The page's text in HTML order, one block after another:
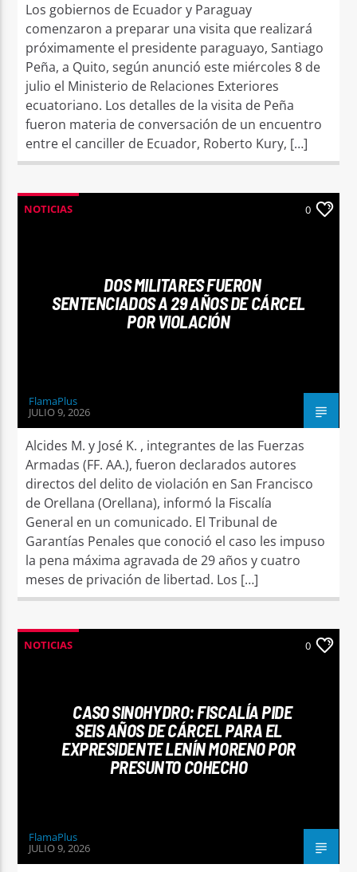
Los gobiernos de Ecuador y Paraguay
comenzaron a preparar una visita que realizará
próximamente el presidente paraguayo, Santiago
Peña, a Quito, según anunció este miércoles 8 de
julio el Ministerio de Relaciones Exteriores
ecuatoriano. Los detalles de la visita de Peña
fueron materia de conversación de un encuentro
entre el canciller de Ecuador, Roberto Kury, […]
NOTICIAS 0
DOS MILITARES FUERON
SENTENCIADOS A 29 AÑOS DE CÁRCEL
POR VIOLACIÓN
FlamaPlus
JULIO 9, 2026
Alcides M. y José K. , integrantes de las Fuerzas
Armadas (FF. AA.), fueron declarados autores
directos del delito de violación en San Francisco
de Orellana (Orellana), informó la Fiscalía
General en un comunicado. El Tribunal de
Garantías Penales que conoció el caso les impuso
la pena máxima agravada de 29 años y cuatro
meses de privación de libertad. Los […]
NOTICIAS 0
CASO SINOHYDRO: FISCALÍA PIDE
SEIS AÑOS DE CÁRCEL PARA EL
EXPRESIDENTE LENÍN MORENO POR
PRESUNTO COHECHO
FlamaPlus
JULIO 9, 2026